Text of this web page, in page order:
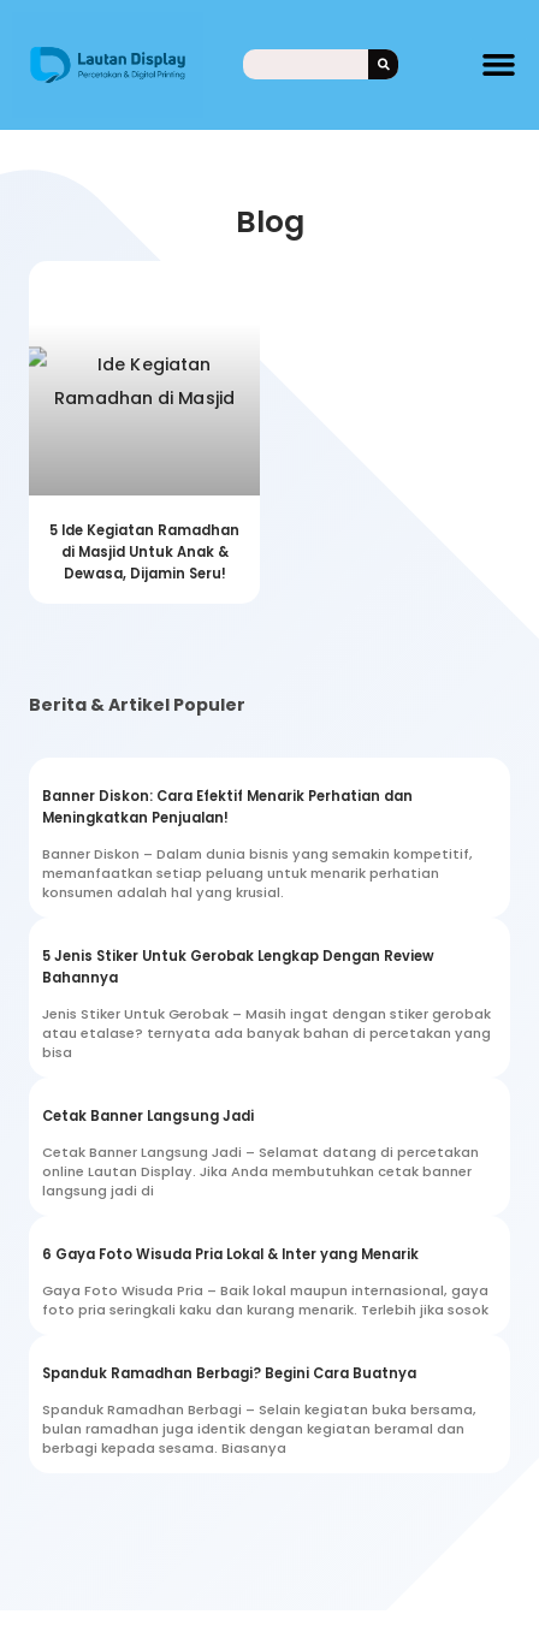
Blog
5 Ide Kegiatan Ramadhan
di Masjid Untuk Anak &
Dewasa, Dijamin Seru!
Berita & Artikel Populer
Banner Diskon: Cara Efektif Menarik Perhatian dan
Meningkatkan Penjualan!
Banner Diskon – Dalam dunia bisnis yang semakin kompetitif,
memanfaatkan setiap peluang untuk menarik perhatian
konsumen adalah hal yang krusial.
5 Jenis Stiker Untuk Gerobak Lengkap Dengan Review
Bahannya
Jenis Stiker Untuk Gerobak – Masih ingat dengan stiker gerobak
atau etalase? ternyata ada banyak bahan di percetakan yang
bisa
Cetak Banner Langsung Jadi
Cetak Banner Langsung Jadi – Selamat datang di percetakan
online Lautan Display. Jika Anda membutuhkan cetak banner
langsung jadi di
6 Gaya Foto Wisuda Pria Lokal & Inter yang Menarik
Gaya Foto Wisuda Pria – Baik lokal maupun internasional, gaya
foto pria seringkali kaku dan kurang menarik. Terlebih jika sosok
Spanduk Ramadhan Berbagi? Begini Cara Buatnya
Spanduk Ramadhan Berbagi – Selain kegiatan buka bersama,
bulan ramadhan juga identik dengan kegiatan beramal dan
berbagi kepada sesama. Biasanya